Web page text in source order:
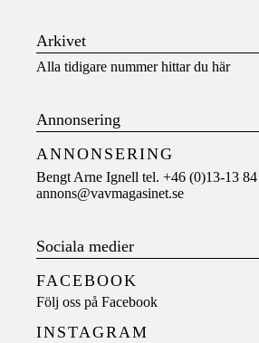
Arkivet
Alla tidigare nummer hittar du här
Annonsering
ANNONSERING
Bengt Arne Ignell tel. +46 (0)13-13
annons@vavmagasinet.se
Sociala medier
FACEBOOK
Följ oss på Facebook
INSTAGRAM